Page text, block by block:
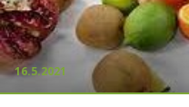
16.5.2021